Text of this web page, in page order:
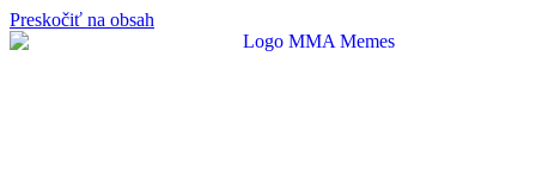
Preskočiť na obsah